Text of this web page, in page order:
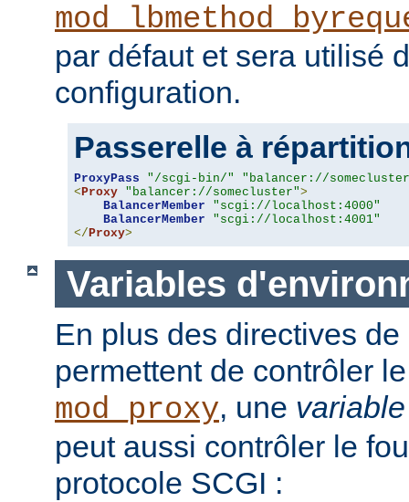
par défaut et sera utilisé
configuration.
Passerelle à
ProxyPass "/scgi-bin/"
"balancer://
< Proxy "balancer://somecluster">
BalancerMember
"scgi://localhost:4000"
BalancerMember
"scgi://localhost:4001"
</ Proxy>
Variables
En plus des directives
permettent de contrôler
mod_proxy, une
peut aussi contrôler le
protocole SCGI :